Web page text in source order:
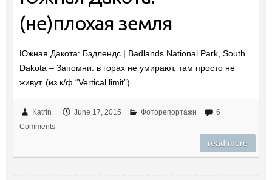
(не)плохая земля
Южная Дакота: Бэдлендс | Badlands National Park, South
Dakota – Запомни: в горах не умирают, там просто не
живут. (из к/ф “Vertical limit”)
Katrin June 17, 2015 Фоторепортажи
6
Comments
read more